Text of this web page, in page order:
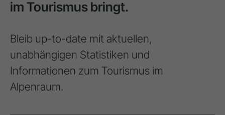
im Tourismus bringt.
Bleib up-to-date mit aktuellen,
unabhängigen Statistiken und
Informationen zum Tourismus im
Alpenraum.